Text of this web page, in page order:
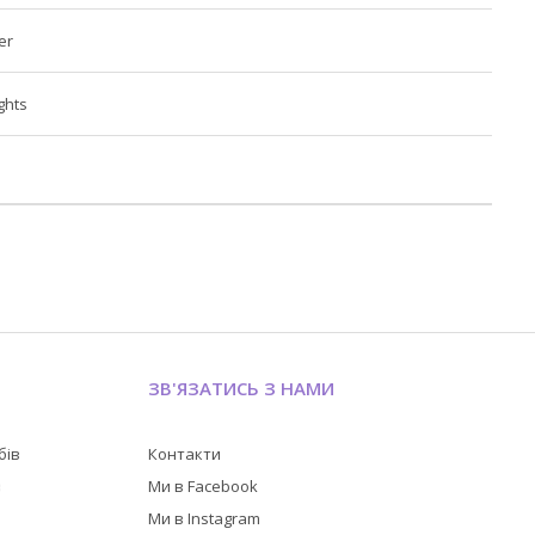
ЗВ'ЯЗАТИСЬ З НАМИ
Контакти
Ми в Facebook
Ми в Instagram